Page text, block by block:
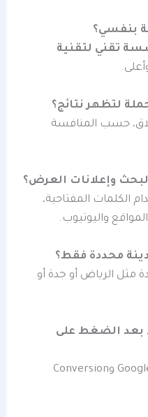
تقني لتقنية
من الإطلاق، حسب المنافسة
الكلمات المفتاحية،
واليوتيوب.
الرياض أو جدة أو
بعد الضغط على
نعم، عبر أدوات مثل Google Analytics وConversion